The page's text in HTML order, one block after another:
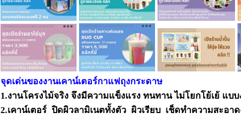
จุดเด่นของงานเคาน์เตอร์กาแฟถุงกระดาษ
1.งานโครงไม้จริง จึงมีความแข็งแรง ทนทาน ไม่โยกโย้เย้ แบบ
2.เคาน์เตอร์ ปิดผิวลามิเนตทั้งตัว ผิวเรียบ เช็ดทำความสะอ